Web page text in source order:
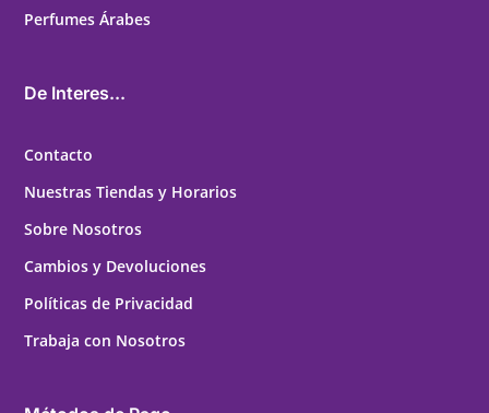
Perfumes Árabes
De Interes...
Contacto
Nuestras Tiendas y Horarios
Sobre Nosotros
Cambios y Devoluciones
Políticas de Privacidad
Trabaja con Nosotros